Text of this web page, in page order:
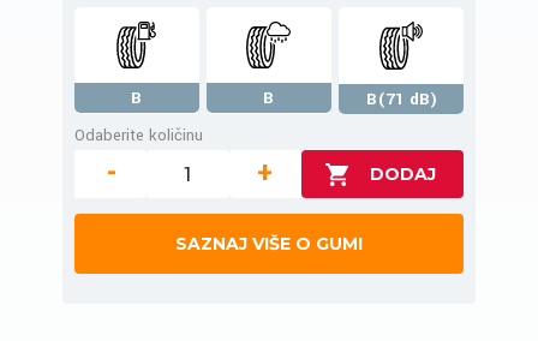
B B
B(71 dB)
Odaberite količinu
- +
SAZNAJ VIŠE O GUMI